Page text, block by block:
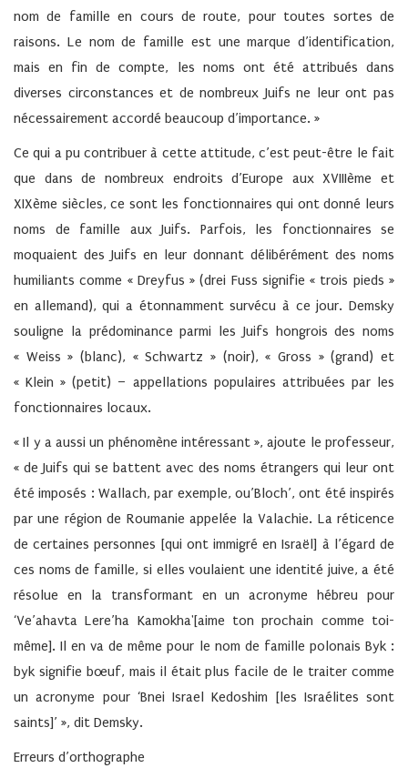
nom de famille en cours de route, pour toutes sortes de
raisons. Le nom de famille est une marque d’identification,
mais en fin de compte, les noms ont été attribués dans
diverses circonstances et de nombreux Juifs ne leur ont pas
nécessairement accordé beaucoup d’importance. »
Ce qui a pu contribuer à cette attitude, c’est peut-être le fait
que dans de nombreux endroits d’Europe aux XVIIIème et
XIXème siècles, ce sont les fonctionnaires qui ont donné leurs
noms de famille aux Juifs. Parfois, les fonctionnaires se
moquaient des Juifs en leur donnant délibérément des noms
humiliants comme « Dreyfus » (drei Fuss signifie « trois pieds »
en allemand), qui a étonnamment survécu à ce jour. Demsky
souligne la prédominance parmi les Juifs hongrois des noms
« Weiss » (blanc), « Schwartz » (noir), « Gross » (grand) et
« Klein » (petit) – appellations populaires attribuées par les
fonctionnaires locaux.
« Il y a aussi un phénomène intéressant », ajoute le professeur,
« de Juifs qui se battent avec des noms étrangers qui leur ont
été imposés : Wallach, par exemple, ou’Bloch’, ont été inspirés
par une région de Roumanie appelée la Valachie. La réticence
de certaines personnes [qui ont immigré en Israël] à l’égard de
ces noms de famille, si elles voulaient une identité juive, a été
résolue en la transformant en un acronyme hébreu pour
‘Ve’ahavta Lere’ha Kamokha'[aime ton prochain comme toi-
même]. Il en va de même pour le nom de famille polonais Byk :
byk signifie bœuf, mais il était plus facile de le traiter comme
un acronyme pour ‘Bnei Israel Kedoshim [les Israélites sont
saints]’ », dit Demsky.
Erreurs d’orthographe